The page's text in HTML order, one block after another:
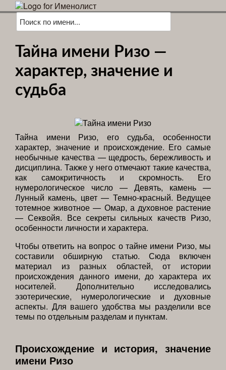
Тайна имени Ризо —
характер, значение и
судьба
Тайна имени Ризо, его судьба, особенности
характер, значение и происхождение. Его самые
необычные качества — щедрость, бережливость и
дисциплина. Также у него отмечают такие качества,
как самокритичность и скромность. Его
нумерологическое число — Девять, камень —
Лунный камень, цвет — Темно-красный. Ведущее
тотемное животное — Омар, а духовное растение
— Секвойя. Все секреты сильных качеств Ризо,
особенности личности и характера.
Чтобы ответить на вопрос о тайне имени Ризо, мы
составили обширную статью. Сюда включен
материал из разных областей, от истории
происхождения данного имени, до характера их
носителей. Дополнительно исследовались
эзотерические, нумерологические и духовные
аспекты. Для вашего удобства мы разделили все
темы по отдельным разделам и пунктам.
Происхождение и история, значение
имени Ризо